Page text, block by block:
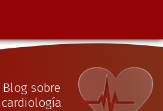
Blog sobre
cardiología